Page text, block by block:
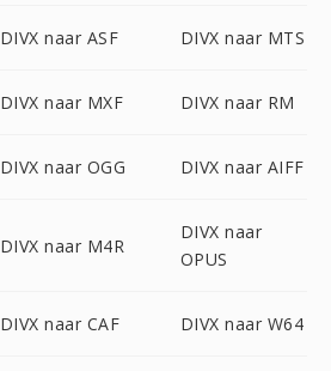
DIVX naar ASF DIVX naar MTS
DIVX naar MXF DIVX naar RM
DIVX naar OGG DIVX naar AIFF
DIVX naar M4R
DIVX naar
OPUS
DIVX naar CAF DIVX naar W64